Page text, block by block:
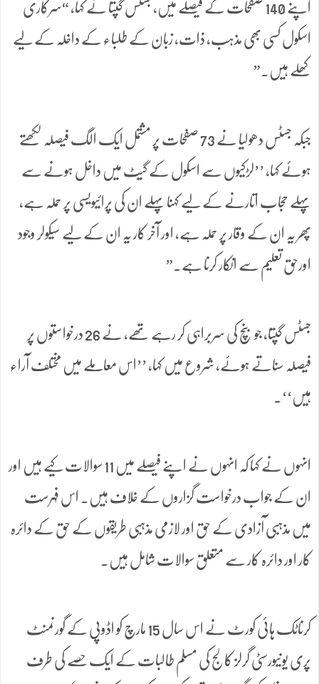
اپنے 140 صفحات کے فیصلے میں، جسٹس گپتا نے کہا، “سرکاری
اسکول کسی بھی مذہب، ذات، زبان کے طلباء کے داخلہ کے لیے
کھلے ہیں۔”
جبکہ جسٹس دھولیا نے 73 صفحات پر مشتمل ایک الگ فیصلہ لکھتے
ہوئے کہا، ’’لڑکیوں سے اسکول کے گیٹ میں داخل ہونے سے
پہلے حجاب اتارنے کے لیے کہنا پہلے ان کی پرائیویسی پر حملہ ہے،
پھر یہ ان کے وقار پر حملہ ہے، اور آخر کار یہ ان کے لیے سیکولر وجود
اورحق تعلیم سے انکار کرنا ہے۔”
جسٹس گپتا، جو بنچ کی سربراہی کر رہے تھے، نے 26 درخواستوں پر
فیصلہ سناتے ہوئے، شروع میں کہا، ’’اس معاملے میں مختلف آراء
ہیں‘‘۔
انہوں نے کہا کہ انہوں نے اپنے فیصلے میں 11 سوالات کیے ہیں اور
ان کے جواب درخواست گزاروں کے خلاف ہیں۔ اس فہرست
میں مذہبی آزادی کے حق اور لازمی مذہبی طریقوں کے حق کے دائرہ
کار اور دائرہ کار سے متعلق سوالات شامل ہیں۔
کرناٹک ہائی کورٹ نے اس سال 15 مارچ کو اڈوپی کے گورنمنٹ
پری یونیورسٹی گرلز کالج کی مسلم طالبات کے ایک حصے کی طرف